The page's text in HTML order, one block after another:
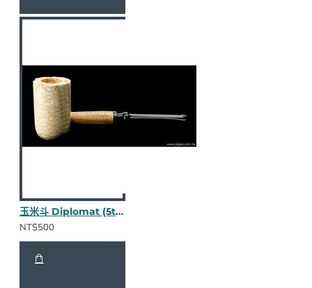
玉米斗 Diplomat (5th Avenue 直斗) M1950-1
NT$500